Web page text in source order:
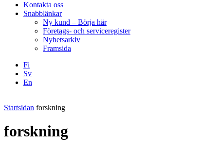
Kontakta oss
Snabblänkar
Ny kund – Börja här
Företags- och serviceregister
Nyhetsarkiv
Framsida
Fi
Sv
En
Startsidan forskning
forskning